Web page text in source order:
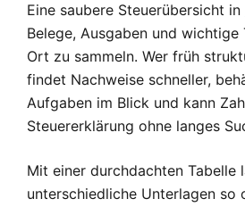
Eine saubere Steuerübersicht in
Belege, Ausgaben und wichtige
Ort zu sammeln. Wer früh
findet Nachweise schneller,
Aufgaben im Blick und kann
Steuererklärung ohne langes
Mit einer durchdachten Tabelle
unterschiedliche Unterlagen so